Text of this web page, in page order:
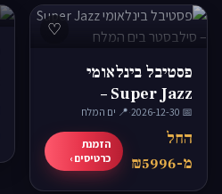
♡
פסטיבל בינלאומי
Super Jazz –
סילבסטר בים המלח
📅 2026-12-30
·📍 ים המלח
החל
מ-₪5996
הזמנת
כרטיסים ›